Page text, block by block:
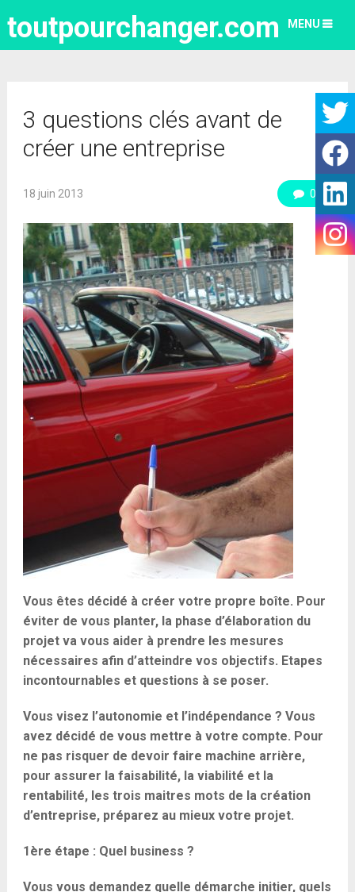
toutpourchanger.com MENU
3 questions clés avant de
créer une entreprise
18 juin 2013 0
Vous êtes décidé à créer votre propre boîte. Pour
éviter de vous planter, la phase d’élaboration du
projet va vous aider à prendre les mesures
nécessaires afin d’atteindre vos objectifs. Etapes
incontournables et questions à se poser.
Vous visez l’autonomie et l’indépendance ? Vous
avez décidé de vous mettre à votre compte. Pour
ne pas risquer de devoir faire machine arrière,
pour assurer la faisabilité, la viabilité et la
rentabilité, les trois maitres mots de la création
d’entreprise, préparez au mieux votre projet.
1ère étape : Quel business ?
Vous vous demandez quelle démarche initier, quels